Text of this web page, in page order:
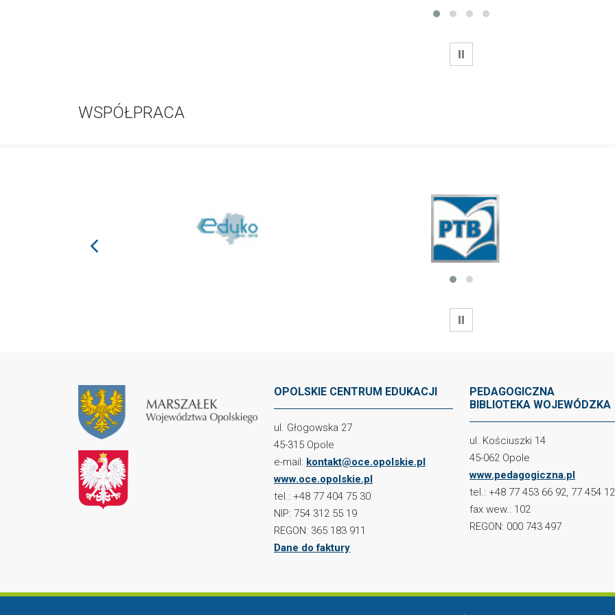
WSTRZYMAJ
WSPÓŁPRACA
prev
WSTRZYMAJ
OPOLSKIE CENTRUM EDUKACJI
ul. Głogowska 27
45-315 Opole
e-mail: kontakt@oce.opolskie.pl
www.oce.opolskie.pl
tel.: +48 77 404 75 30
NIP: 754 312 55 19
REGON: 365 183 911
Dane do faktury
PEDAGOGICZNA
BIBLIOTEKA WOJEWÓDZKA
ul. Kościuszki 14
45-062 Opole
www.pedagogiczna.pl
tel.: +48 77 453 66 92, 77 454
fax wew.: 102
REGON: 000 743 497